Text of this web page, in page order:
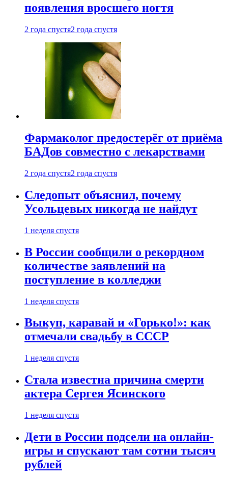
появления вросшего ногтя
2 года спустя2 года спустя
Фармаколог предостерёг от приёма
БАДов совместно с лекарствами
2 года спустя2 года спустя
Следопыт объяснил, почему
Усольцевых никогда не найдут
1 неделя спустя
В России сообщили о рекордном
количестве заявлений на
поступление в колледжи
1 неделя спустя
Выкуп, каравай и «Горько!»: как
отмечали свадьбу в СССР
1 неделя спустя
Стала известна причина смерти
актера Сергея Ясинского
1 неделя спустя
Дети в России подсели на онлайн-
игры и спускают там сотни тысяч
рублей